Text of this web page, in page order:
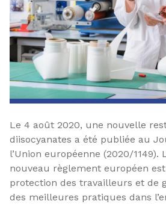
Le 4 août 2020, une nouvelle
diisocyanates a été publiée au
l’Union européenne (2020/1149).
nouveau règlement européen
protection des travailleurs et de
des meilleures pratiques dans